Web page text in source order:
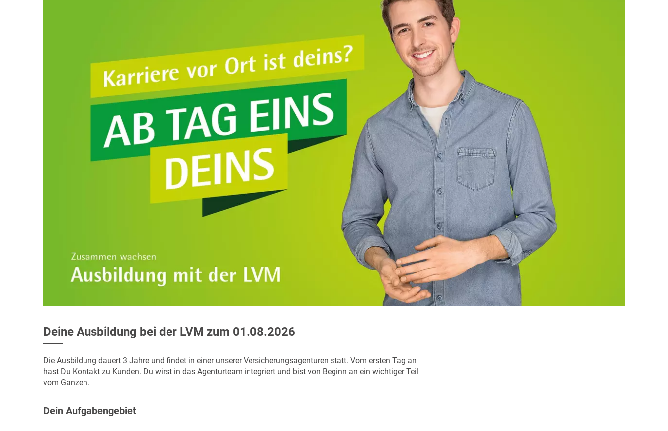
Deine Ausbildung bei der LVM zum 01.08.2026
Die Ausbildung dauert 3 Jahre und findet in einer unserer Versicherungsagenturen statt. Vom ersten Tag an
hast Du Kontakt zu Kunden. Du wirst in das Agenturteam integriert und bist von Beginn an ein wichtiger Teil
vom Ganzen.
Dein Aufgabengebiet